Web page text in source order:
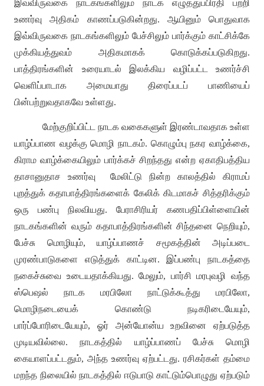
இவ்விருவகை நாடகங்களிலும் நாடக எழுத்துப்பிரதி பற்றி
உணர்வு அதிகம் காணப்படுகின்றது. ஆயினும் பொதுவாக
இவ்விருவகை நாடகங்களிலும் பேச்சிலும் பார்க்கும் காட்சிக்கே
முக்கியத்துவம் அதிகமாகக் கொடுக்கப்படுகிறது.
பாத்திரங்களின் உரையாடல் இலக்கிய வழிப்பட்ட உணர்ச்சி
வெளிப்பாடாக அமையாது திரைப்படப் பாணியைப்
பின்பற்றுவதாகவே உள்ளது.
மேற்குறிப்பிட்ட நாடக வகைகளுள் இரண்டாவதாக உள்ள
யாழ்ப்பாண வழக்கு மொழி நாடகம். கொழும்பு நகர வாழ்க்கை,
கிராம வாழ்க்கையிலும் பார்க்கச் சிறந்தது என்ற ஏகாதிபத்திய
தாசானுதாச உணர்வு
மேலிட்டு நின்ற காலத்தில் கிராமப்
புறத்துக் கதாபாத்திரங்களைக் கேலிக் கிடமாகச் சித்தரிக்கும்
ஒரு பண்பு நிலவியது. பேராசிரியர் கணபதிப்பிள்ளையின்
நாடகங்களின் வரும் கதாபாத்திரங்களின் சிந்தனை நெறியும்,
பேச்சு மொழியும், யாழ்ப்பாணச் சமூகத்தின் அடிப்படை
முரண்பாடுகளை எடுத்துக் காட்டின. இப்பண்பு நாடகத்தை
நகைச்சுவை உடையதாக்கியது.மேலும், பார்சி மரபுவழி வந்த
ஸ்பெஷல் நாடக மரபிலோ நாட்டுக்கூத்து மரபிலோ,
மொழிநடையைக் கொண்டு நடிகரிடையேயும்,
பார்ப்போரிடையேயும், ஓர் அன்யோன்ய உறவினை ஏற்படுத்த
முடியவில்லை.நாடகத்தில் யாழ்ப்பாணப் பேச்சு மொழி
கையாளப்பட்டதும், அந்த உணர்வு ஏற்பட்டது. ரசிகர்கள் தம்மை
மறந்த நிலையில் நாடகத்தில் ஈடுபாடு காட்டும்பொழுது ஏற்படும்